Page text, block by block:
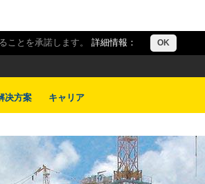
ことを承諾します。 詳細情報： OK
决方案 キャリア